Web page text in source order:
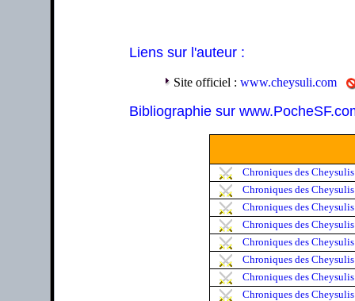
Liens sur l'auteur :
Site officiel : www.cheysuli.com
Bibliographie sur
Chroniques des
Chroniques des
Chroniques des
Chroniques des
Chroniques des
Chroniques des
Chroniques des
Chroniques des